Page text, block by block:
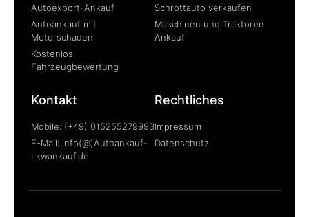
Autoexport-Ankauf
Autoankauf mit
Motorschaden
Kostenlos
Fahrzeugbewertung
Schrottauto verkaufen
Maschinen und Traktoren
Ankauf
Kontakt
Mobile: (+49) 015255279993
E-Mail: info(@)Autoankauf-
Lkwankauf.de
Rechtliches
Impressum
Datenschutz